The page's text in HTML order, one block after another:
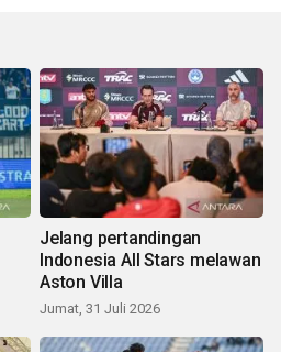
Jelang pertandingan
Indonesia All Stars melawan
Aston Villa
Jumat, 31 Juli 2026